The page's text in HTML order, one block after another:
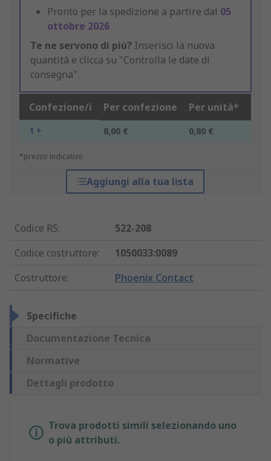
Pronto per la spedizione a partire dal 05
ottobre 2026
Te ne servono di più? Inserisci la nuova
quantità e clicca su "Controlla le date di
consegna".
Confezione/i Per confezione Per unità*
1 + 8,00 € 0,80 €
*prezzo indicativo
Aggiungi alla tua lista
Codice RS:
522-208
Codice costruttore:
1050033:0089
Costruttore: Phoenix Contact
Specifiche
Documentazione Tecnica
Normative
Dettagli prodotto
Trova prodotti simili selezionando uno
o più attributi.